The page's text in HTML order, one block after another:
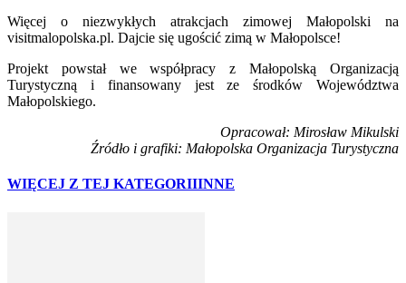
Więcej o niezwykłych atrakcjach zimowej Małopolski na
visitmalopolska.pl. Dajcie się ugościć zimą w Małopolsce!
Projekt powstał we współpracy z Małopolską Organizacją
Turystyczną i finansowany jest ze środków Województwa
Małopolskiego.
Opracował: Mirosław Mikulski
Źródło i grafiki: Małopolska Organizacja Turystyczna
WIĘCEJ Z TEJ KATEGORIIINNE